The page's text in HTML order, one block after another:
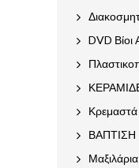
DVD Βίοι
Κρεμαστά